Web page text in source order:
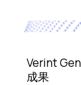
Verint
成果